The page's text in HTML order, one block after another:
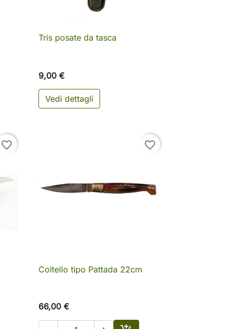
al carrello
 Anteprima
Tris posate da tasca
9,00 €
Vedi dettagli
favorite_border favorite_border
 Anteprima
Coltello tipo Pattada 22cm
66,00 €